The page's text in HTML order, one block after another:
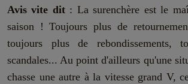
Avis vite dit: La surenchère est le
saison ! Toujours plus de
toujours plus de rebondissements,
scandales... Au point d'ailleurs qu'une
chasse une autre à la vitesse grand V,